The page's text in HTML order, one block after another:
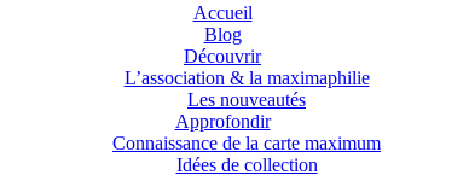
Accueil
Blog
Découvrir
L’association & la maximaphilie
Les nouveautés
Approfondir
Connaissance de la carte maximum
Idées de collection